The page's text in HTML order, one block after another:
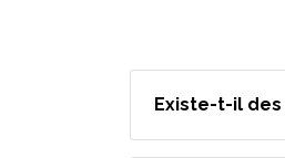
Existe-t-il